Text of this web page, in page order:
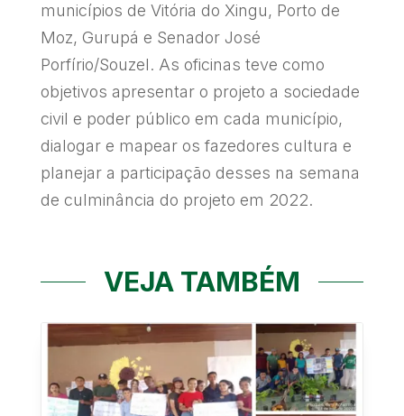
municípios de Vitória do Xingu, Porto de
Moz, Gurupá e Senador José
Porfírio/Souzel. As oficinas teve como
objetivos apresentar o projeto a sociedade
civil e poder público em cada município,
dialogar e mapear os fazedores cultura e
planejar a participação desses na semana
de culminância do projeto em 2022.
VEJA TAMBÉM